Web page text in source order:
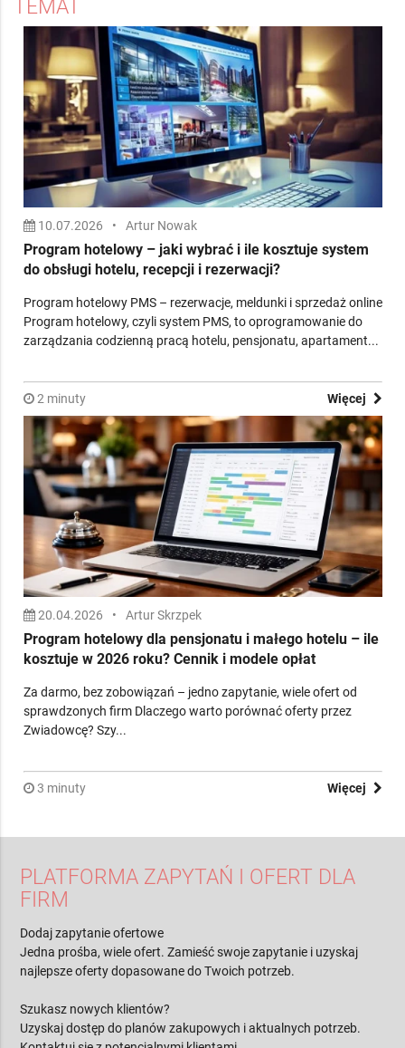
WIĘCEJ PORADNIKÓW NA PODOBNY
TEMAT
10.07.2026 Artur Nowak
Program hotelowy – jaki wybrać i ile kosztuje system
do obsługi hotelu, recepcji i rezerwacji?
zarządzania codzienną pracą hotelu, pensjonatu, apartament...
2 minuty Więcej
20.04.2026
Program hotelowy dla pensjonatu i małego hotelu – ile
kosztuje w 2026 roku? Cennik i modele opłat
Zwiadowcę? Szy...
PLATFORMA ZAPYTAŃ I OFERT DLA
FIRM
Jedna prośba, wiele ofert. Zamieść swoje zapytanie i uzyskaj
najlepsze oferty dopasowane do Twoich potrzeb.